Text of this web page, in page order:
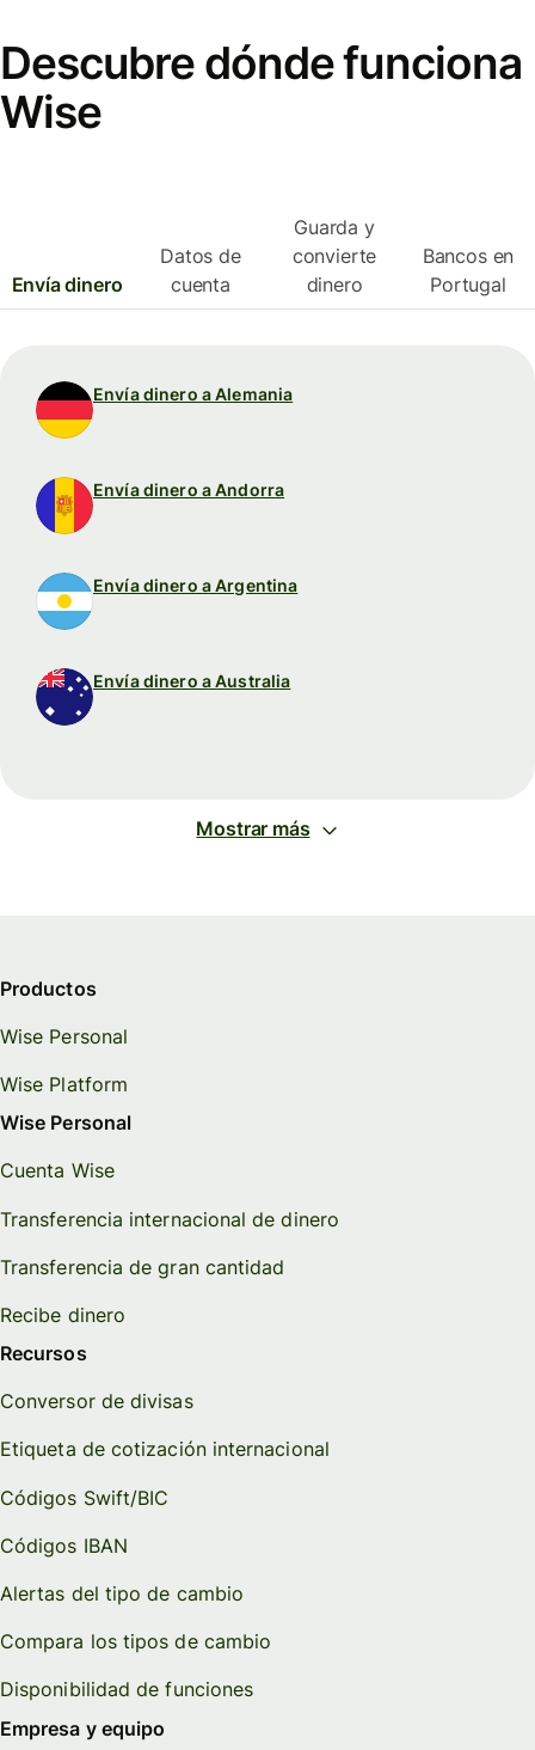
Descubre dónde funciona
Wise
Envía dinero
Datos de
cuenta
Guarda y
convierte
dinero
Bancos en
Portugal
Envía dinero a Alemania
Envía dinero a Andorra
Envía dinero a Argentina
Envía dinero a Australia
Mostrar más
Productos
Wise Personal
Wise Platform
Wise Personal
Cuenta Wise
Transferencia internacional de dinero
Transferencia de gran cantidad
Recibe dinero
Recursos
Conversor de divisas
Etiqueta de cotización internacional
Códigos Swift/BIC
Códigos IBAN
Alertas del tipo de cambio
Compara los tipos de cambio
Disponibilidad de funciones
Empresa y equipo